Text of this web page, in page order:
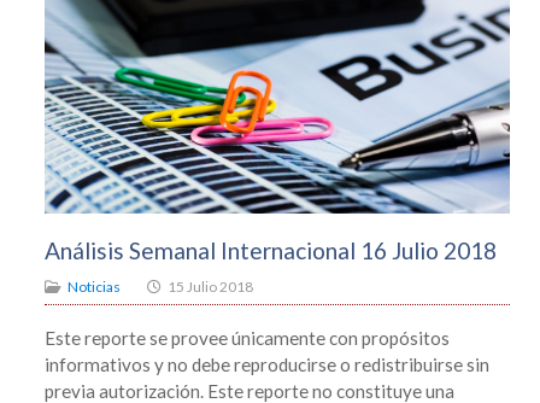
Análisis Semanal Internacional 16 Julio 2018
Noticias 15 Julio 2018
Este reporte se provee únicamente con propósitos
informativos y no debe reproducirse o redistribuirse sin
previa autorización. Este reporte no constituye una